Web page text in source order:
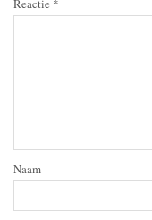
Reactie *
Naam